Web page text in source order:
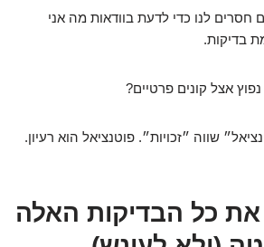
חסרים לנו כדי לדעת בוודאות מה אני
בדיקות.
אצל קונים פרטיים?
שווה ״זכויות״. פוטנציאל הוא רעיון.
את כל הבדיקות האלה